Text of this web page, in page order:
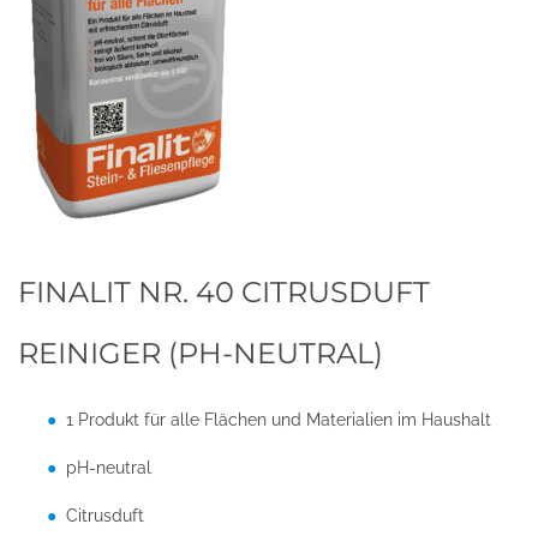
FINALIT NR. 40 CITRUSDUFT
REINIGER (PH-NEUTRAL)
1 Produkt für alle Flächen und Materialien im Haushalt
pH-neutral
Citrusduft